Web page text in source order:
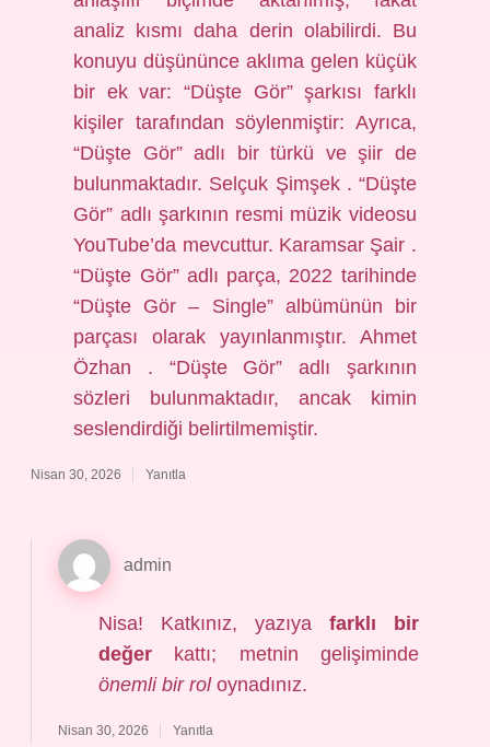
analiz kısmı daha derin olabilirdi. Bu
konuyu düşününce aklıma gelen küçük
bir ek var: “Düşte Gör” şarkısı farklı
kişiler tarafından söylenmiştir: Ayrıca,
“Düşte Gör” adlı bir türkü ve şiir de
bulunmaktadır. Selçuk Şimşek . “Düşte
Gör” adlı şarkının resmi müzik videosu
YouTube’da mevcuttur. Karamsar Şair .
“Düşte Gör” adlı parça, 2022 tarihinde
“Düşte Gör – Single” albümünün bir
parçası olarak yayınlanmıştır. Ahmet
Özhan . “Düşte Gör” adlı şarkının
sözleri bulunmaktadır, ancak kimin
seslendirdiği belirtilmemiştir.
Nisan 30, 2026 Yanıtla
admin
Nisa! Katkınız, yazıyafarklı bir
değerkattı; metnin gelişiminde
önemli bir roloynadınız.
Nisan 30, 2026 Yanıtla